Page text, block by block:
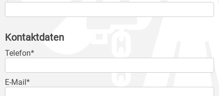
Kontaktdaten
Telefon*
E-Mail*